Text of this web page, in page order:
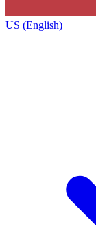
US (English)